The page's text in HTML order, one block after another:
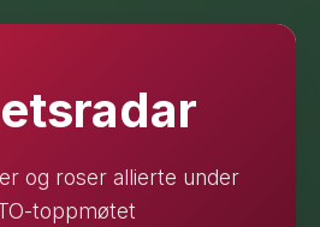
og roser allierte under
toppmøtet